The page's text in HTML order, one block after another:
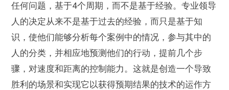
任何问题，基于4个周期，而不是基于经验。专业领导
人的决定从来不是基于过去的经验，而只是基于知
识，使他们能够分析每个案例中的情况，参与其中的
人的分类，并相应地预测他们的行动，提前几个步
骤，对速度和距离的控制能力。这就是创造一个导致
胜利的场景和实现它以获得预期结果的技术的运作方